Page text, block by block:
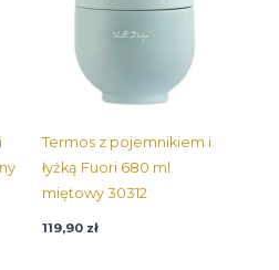
Termos z pojemnikiem i
łyżką Fuori 680 ml
miętowy 30312
119,90 zł